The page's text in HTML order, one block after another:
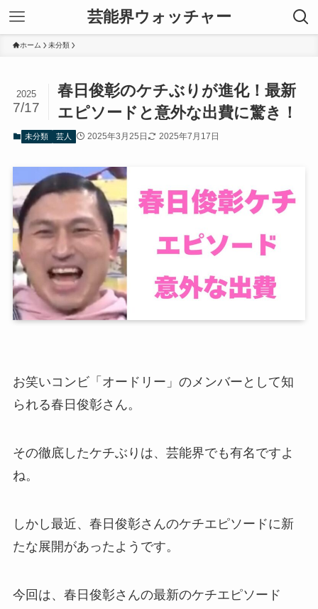
芸能界ウォッチャー
ホーム 未分類
春日俊彰のケチぶりが進化！最新
エピソードと意外な出費に驚き！
2025
7/17
未分類 芸人 2025年3月25日 2025年7月17日
お笑いコンビ「オードリー」のメンバーとして知
られる春日俊彰さん。
その徹底したケチぶりは、芸能界でも有名ですよ
ね。
しかし最近、春日俊彰さんのケチエピソードに新
たな展開があったようです。
今回は、春日俊彰さんの最新のケチエピソード